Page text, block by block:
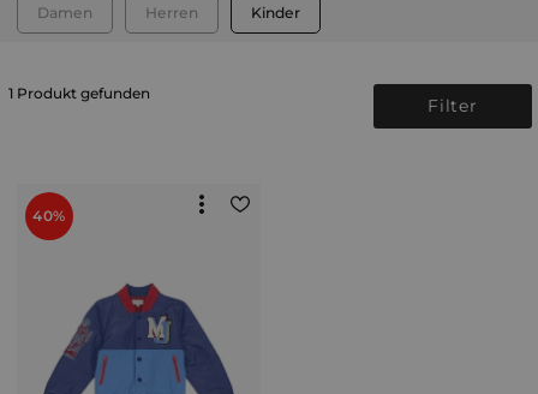
Damen Herren Kinder
1 Produkt gefunden
Filter
40%